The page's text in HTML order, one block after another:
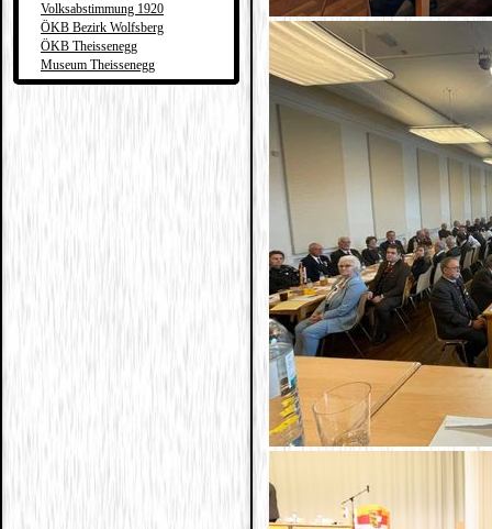
Volksabstimmung 1920
ÖKB Bezirk Wolfsberg
ÖKB Theissenegg
Museum Theissenegg